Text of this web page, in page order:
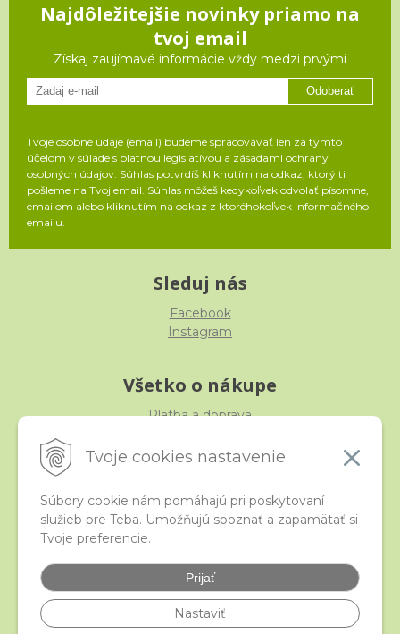
Tvoje cookies nastavenie
Súbory cookie nám pomáhajú pri poskytovaní
služieb pre Teba. Umožňujú spoznať a zapamätať si
Tvoje preferencie.
Prijať
Nastaviť
Najdôležitejšie novinky priamo na
tvoj email
Získaj zaujímavé informácie vždy medzi prvými
Odoberať
Tvoje osobné údaje (email) budeme spracovávať len za týmto
účelom v súlade s platnou legislatívou a zásadami ochrany
osobných údajov. Súhlas potvrdíš kliknutím na odkaz, ktorý ti
pošleme na Tvoj email. Súhlas môžeš kedykoľvek odvolať písomne,
emailom alebo kliknutím na odkaz z ktoréhokoľvek informačného
emailu.
Sleduj nás
Facebook
Instagram
Všetko o nákupe
Platba a doprava
Obchodné podmienky
iStraka
Veľkoobchod
Najčastejšie otázky
Certifikáty